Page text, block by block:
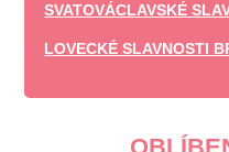
SVATOVÁCLAVSKÉ
LOVECKÉ SLAVNOSTI